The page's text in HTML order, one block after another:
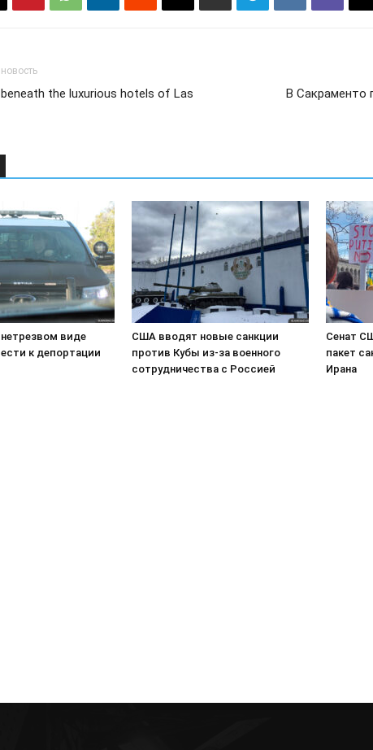
the luxurious hotels of Las
В Сакраменто
виде
к депортации
США вводят новые санкции
против Кубы из-за военного
сотрудничества с Россией
Сенат
пакет
Ирана